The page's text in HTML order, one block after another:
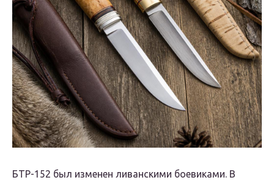
БТР-152 был изменен ливанскими боевиками. В